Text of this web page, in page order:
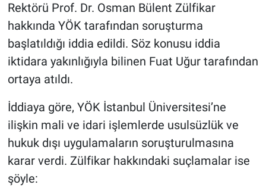
Rektörü Prof. Dr. Osman Bülent Zülfikar
hakkında YÖK tarafından soruşturma
başlatıldığı iddia edildi. Söz konusu iddia
iktidara yakınlığıyla bilinen Fuat Uğur tarafından
ortaya atıldı.
İddiaya göre, YÖK İstanbul Üniversitesi’ne
ilişkin mali ve idari işlemlerde usulsüzlük ve
hukuk dışı uygulamaların soruşturulmasına
karar verdi. Zülfikar hakkındaki suçlamalar ise
şöyle:
İlan
Kimdir
Koronavirüs
Kültür Sanat
Ne demişti